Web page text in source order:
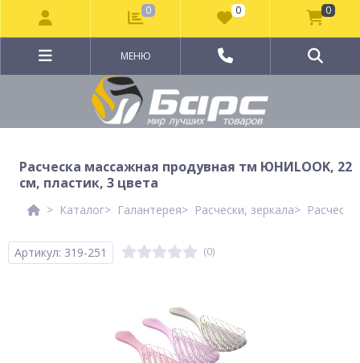
МЕНЮ
Расческа массажная продувная тм ЮНИLOOK, 22
см, пластик, 3 цвета
Каталог Галантерея Расчески, зеркала Расчески
Артикул: 319-251 (0)
0 0 0